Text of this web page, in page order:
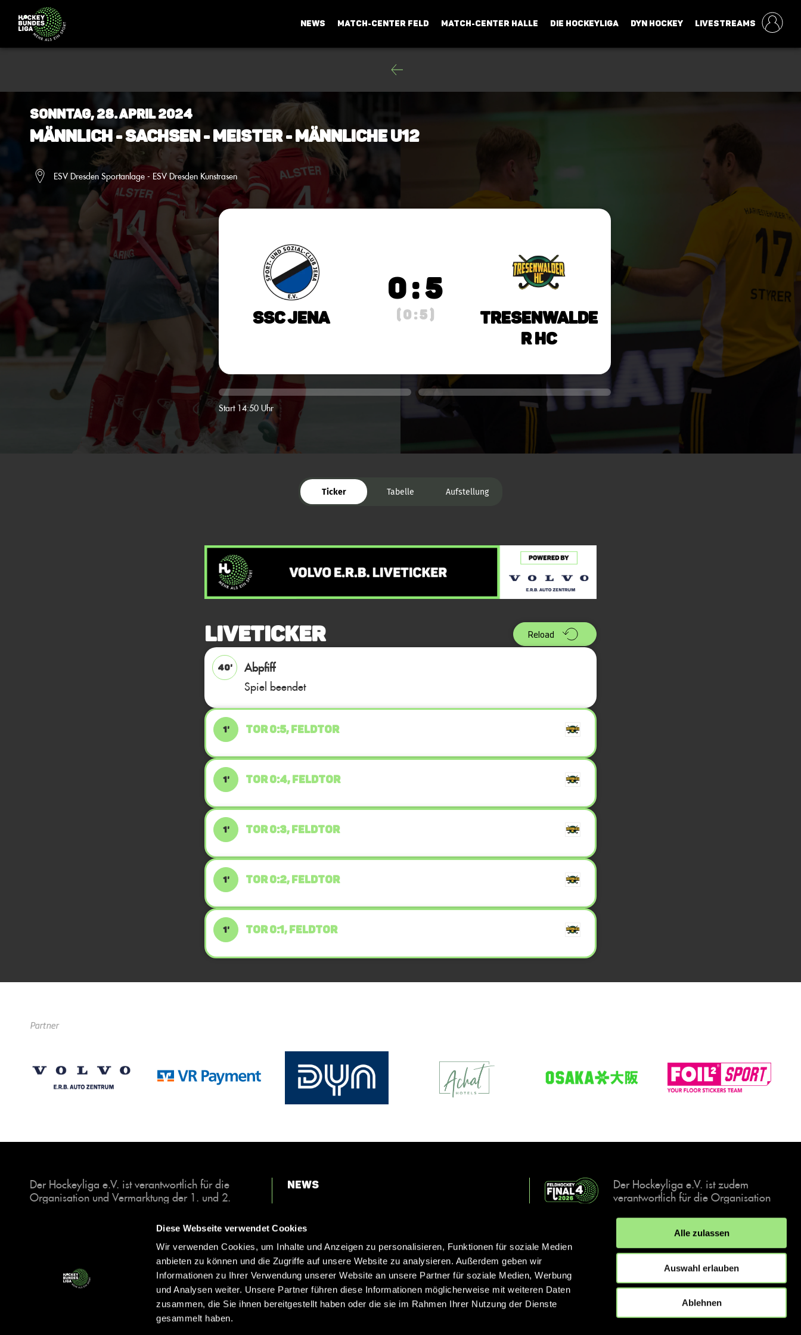
Diese Webseite verwendet Cookies
Wir verwenden Cookies, um Inhalte und Anzeigen zu personalisieren, Funktionen für soziale Medien
anbieten zu können und die Zugriffe auf unsere Website zu analysieren. Außerdem geben wir
Informationen zu Ihrer Verwendung unserer Website an unsere Partner für soziale Medien, Werbung
und Analysen weiter. Unsere Partner führen diese Informationen möglicherweise mit weiteren Daten
zusammen, die Sie ihnen bereitgestellt haben oder die sie im Rahmen Ihrer Nutzung der Dienste
gesammelt haben.
Alle zulassen
Auswahl erlauben
Ablehnen
NEWS MATCH-CENTER FELD MATCH-CENTER HALLE DIE HOCKEYLIGA DYN HOCKEY LIVESTREAMS
Sonntag, 28. April 2024
Männlich - Sachsen - Meister - männliche U12
ESV Dresden Sportanlage - ESV Dresden Kunstrasen
SSC Jena
0 : 5
( 0 : 5 )
Tresenwalde
r HC
Start 14:50 Uhr
Ticker Tabelle Aufstellung
Liveticker Reload
40'
Abpfiff
Spiel beendet
1' TOR 0:5, FELDTOR
1' TOR 0:4, FELDTOR
1' TOR 0:3, FELDTOR
1' TOR 0:2, FELDTOR
1' TOR 0:1, FELDTOR
Partner
Der Hockeyliga e.V. ist verantwortlich für die
Organisation und Vermarktung der 1. und 2.
Halle. Insgesamt sind über 60 Vereine unter dem
Dach der Hockeyliga organisiert, sowohl im
Herren als auch im Damen Bereich.
News
Kontakt
Der Hockeyliga e.V. ist zudem
verantwortlich für die Organisation
Events, der deutschen Hockey-
Meisterschaften.
IMPRESSUM DATENSCHUTZERKLÄRUNG
© 2026 hockey.de